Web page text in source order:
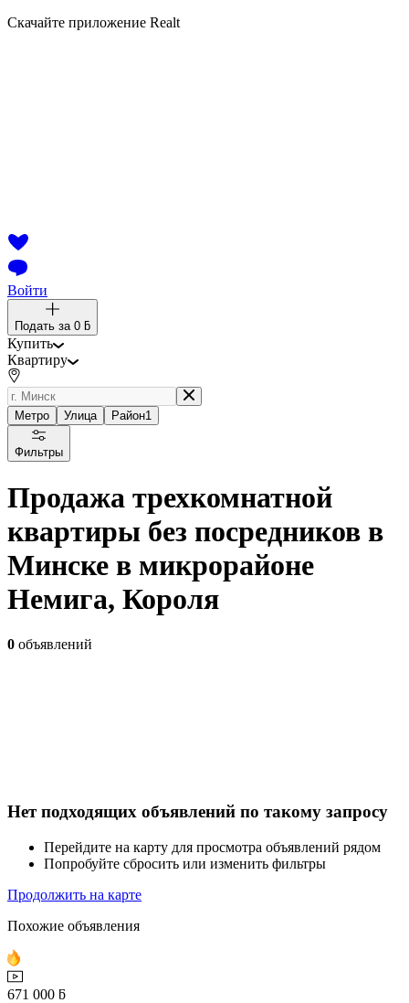
Скачайте приложение Realt
Войти
Подать за 0 ƃ
Купить
Квартиру
Метро Улица Район1
Фильтры
Продажа трехкомнатной
квартиры без посредников в
Минске в микрорайоне
Немига, Короля
0 объявлений
Нет подходящих объявлений по такому запросу
Перейдите на карту для просмотра объявлений рядом
Попробуйте сбросить или изменить фильтры
Продолжить на карте
Похожие объявления
671 000 ƃ